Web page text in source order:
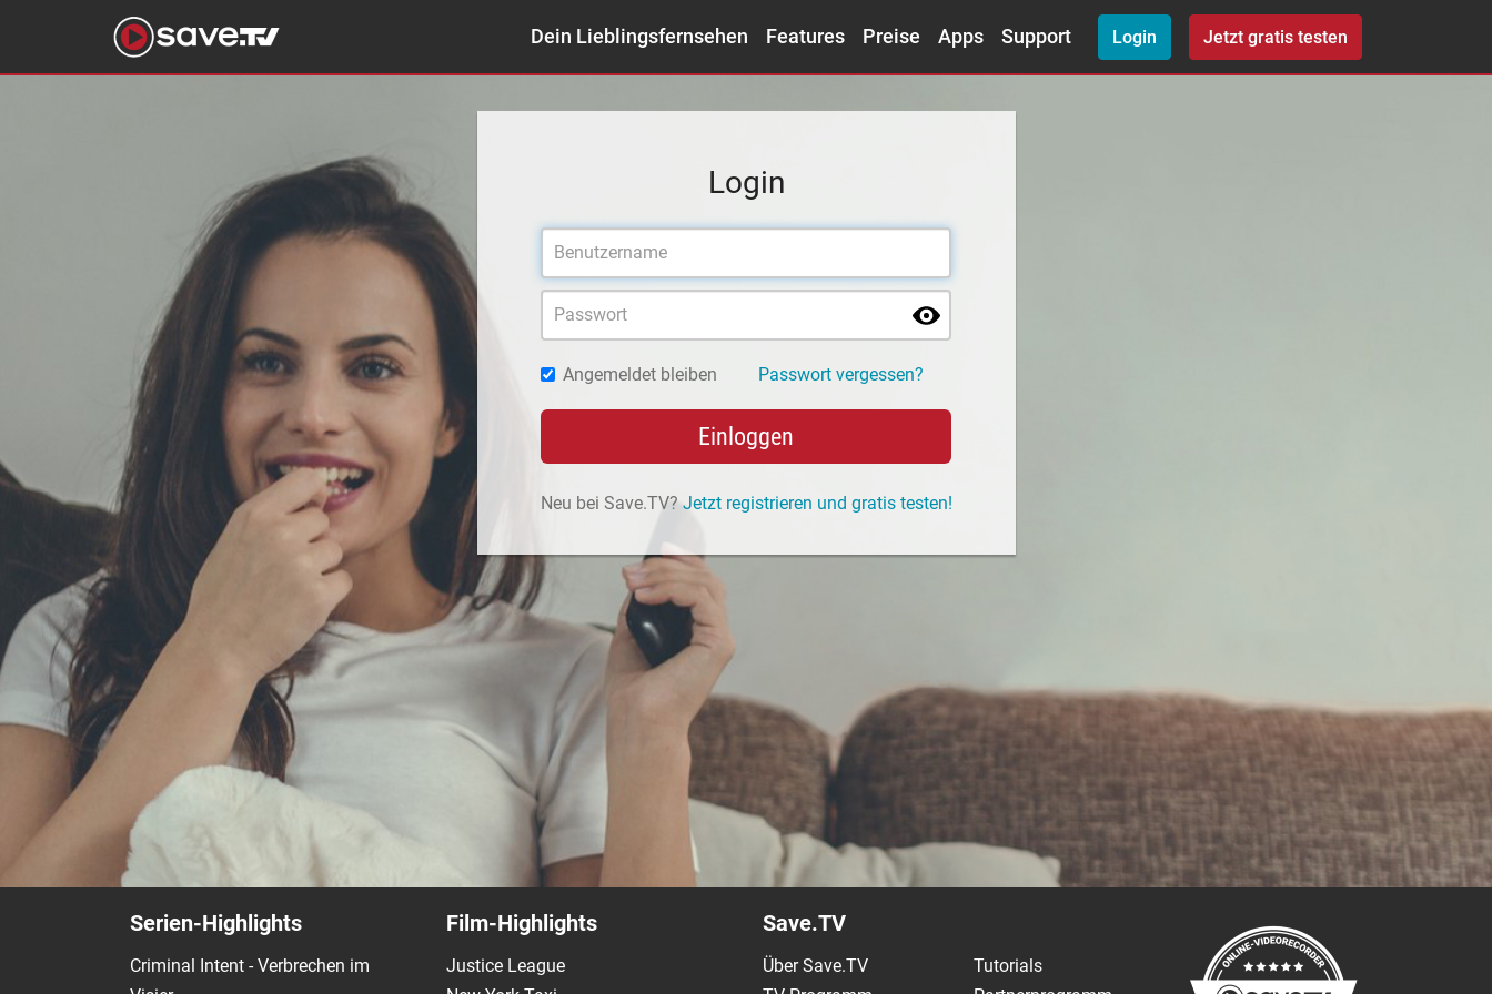
Dein Lieblingsfernsehen Features Preise Apps Support Login Jetzt gratis testen
Login
Angemeldet bleiben Passwort vergessen?
Einloggen
Neu bei Save.TV? Jetzt registrieren und gratis testen!
Serien-Highlights
Criminal Intent - Verbrechen im
Film-Highlights
Justice League
Save.TV
Über Save.TV
Tutorials